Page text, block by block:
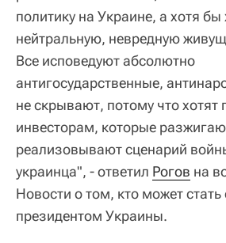
политику на Украине, а хотя бы
нейтральную, невредную
Все исповедуют абсолютно
антигосударственные,
не скрывают, потому что хотят
инвесторам, которые
реализовывают сценарий
украинца", - ответил Рогов на
Новости о том, кто может
президентом Украины.